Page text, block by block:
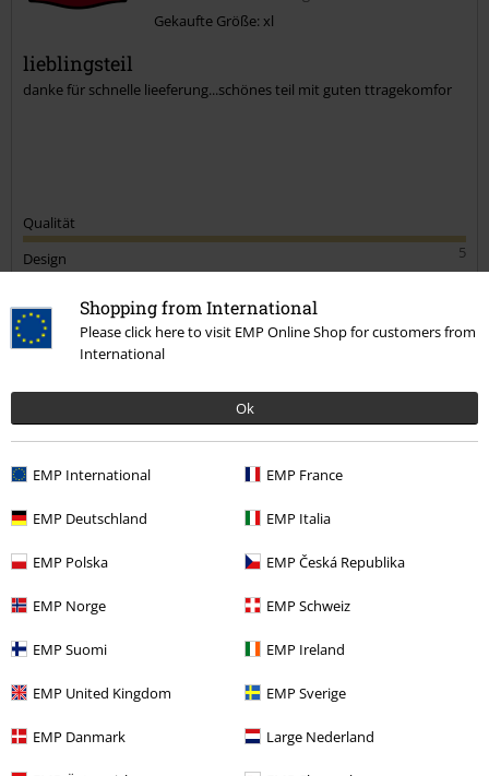
Shopping from International
Please click here to visit EMP Online Shop for customers from
International
Ok
EMP International EMP France
EMP Deutschland EMP Italia
EMP Polska EMP Česká Republika
EMP Norge EMP Schweiz
EMP Suomi EMP Ireland
EMP United Kingdom EMP Sverige
EMP Danmark Large Nederland
Gekaufte Größe: xl
lieblingsteil
danke für schnelle lieeferung...schönes teil mit guten ttragekomfor
Qualität
5
Design
Weite
Länge
zu kurz
perfekt zu lang
Kommentieren
Zuletzt angesehene Artikel